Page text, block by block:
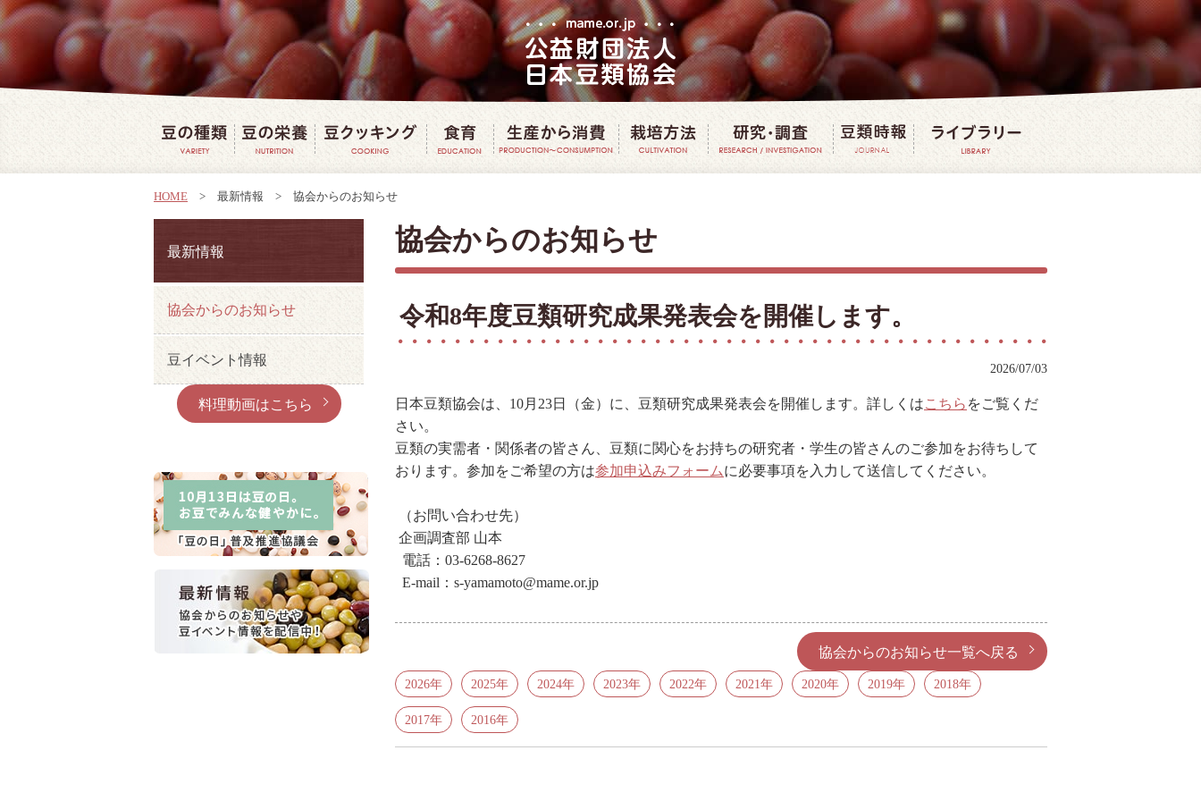
HOME > 最新情報 > 協会からのお知らせ
協会からのお知らせ
令和8年度豆類研究成果発表会を開催します。
2026/07/03
日本豆類協会は、10月23日（金）に、豆類研究成果発表会を開催します。詳しくはこちら をご覧くだ
さい。
豆類の実需者・関係者の皆さん、豆類に関心をお持ちの研究者・学生の皆さんのご参加をお待ちして
おります。参加をご希望の方は参加申込みフォームに必要事項を入力して送信してください。
（お問い合わせ先）
企画調査部 山本
電話：03-6268-8627
E-mail：s-yamamoto@mame.or.jp
協会からのお知らせ一覧へ戻る
2026年 2025年 2024年 2023年 2022年 2021年 2020年 2019年 2018年
2017年 2016年
最新情報
協会からのお知らせ
豆イベント情報
料理動画はこちら